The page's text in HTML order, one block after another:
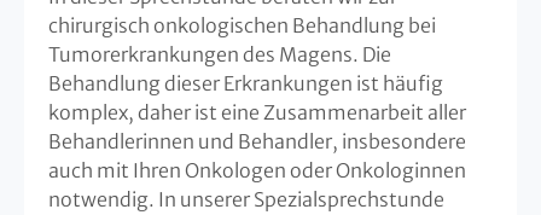
chirurgisch onkologischen Behandlung bei
Tumorerkrankungen des Magens. Die
Behandlung dieser Erkrankungen ist häufig
komplex, daher ist eine Zusammenarbeit aller
Behandlerinnen und Behandler, insbesondere
auch mit Ihren Onkologen oder Onkologinnen
notwendig. In unserer Spezialsprechstunde